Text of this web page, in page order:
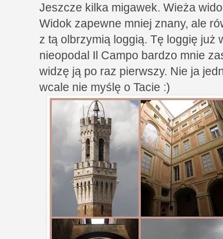
Jeszcze kilka migawek. Wieża
Widok zapewne mniej znany, ale
z tą olbrzymią loggią. Tę loggię już
nieopodal Il Campo bardzo mnie
widzę ją po raz pierwszy. Nie ja
wcale nie myślę o Tacie :)